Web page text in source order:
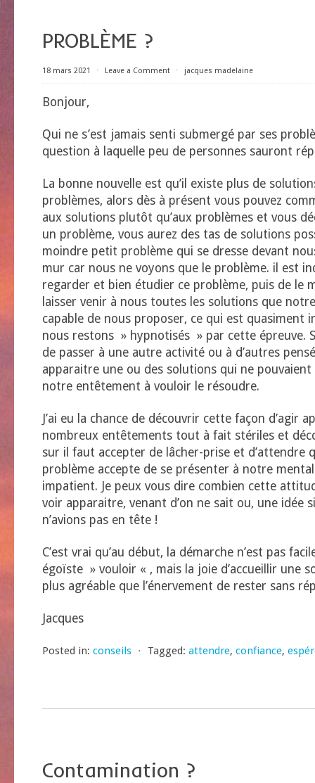
PROBLÈME ?
18 mars 2021 ⋅ Leave a Comment ⋅ jacques madelaine
Bonjour,
Qui ne s’est jamais senti submergé par ses
question à laquelle peu de personnes sauront
La bonne nouvelle est qu’il existe plus de
problèmes, alors dès à présent vous pouvez
aux solutions plutôt qu’aux problèmes et vous
un problème, vous aurez des tas de solutions
moindre petit problème qui se dresse devant
mur car nous ne voyons que le problème. il est
regarder et bien étudier ce problème, puis de le
laisser venir à nous toutes les solutions que
capable de nous proposer, ce qui est quasiment
nous restons » hypnotisés » par cette épreuve.
de passer à une autre activité ou à d’autres
apparaitre une ou des solutions qui ne
notre entêtement à vouloir le résoudre.
J’ai eu la chance de découvrir cette façon d’agir
nombreux entêtements tout à fait stériles et
sur il faut accepter de lâcher-prise et d’attendre
problème accepte de se présenter à notre
impatient. Je peux vous dire combien cette
voir apparaitre, venant d’on ne sait ou, une idée
n’avions pas en tête !
C’est vrai qu’au début, la démarche n’est pas
égoïste » vouloir « , mais la joie d’accueillir une
plus agréable que l’énervement de rester sans
Jacques
Posted in: conseils ⋅ Tagged: attendre, confiance,
Contamination ?